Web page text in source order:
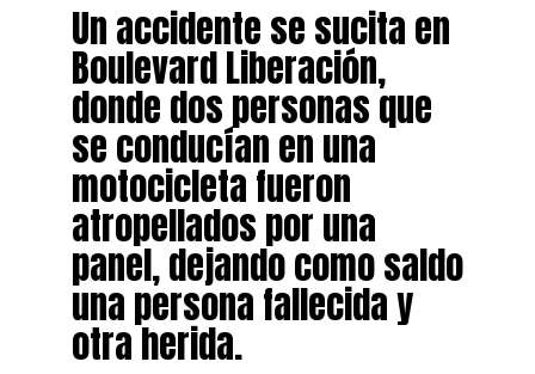
Un accidente se sucita en
Boulevard Liberación,
donde dos personas que
se conducían en una
motocicleta fueron
atropellados por una
panel, dejando como saldo
una persona fallecida y
otra herida.